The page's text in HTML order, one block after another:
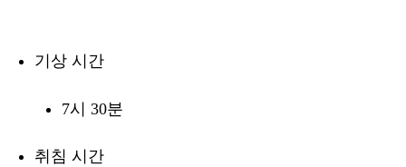
기상 시간
7시 30분
취침 시간